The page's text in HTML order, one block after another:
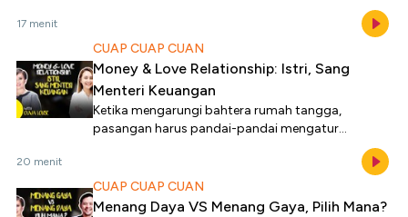
17 menit
CUAP CUAP CUAN
Money & Love Relationship: Istri, Sang
Menteri Keuangan
Ketika mengarungi bahtera rumah tangga,
pasangan harus pandai-pandai mengatur
keuangan keluarga agar semua kebutuhan bisa
20 menit
CUAP CUAP CUAN
Menang Daya VS Menang Gaya, Pilih Mana?